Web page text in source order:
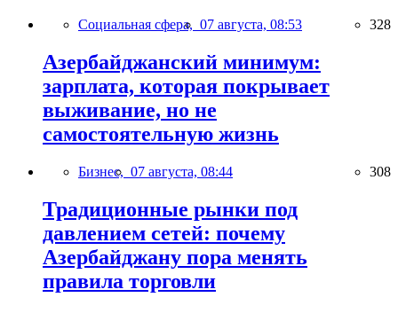
Социальная сфера, 07 августа, 08:53 328
Азербайджанский минимум:
зарплата, которая покрывает
выживание, но не
самостоятельную жизнь
Бизнес, 07 августа, 08:44 308
Традиционные рынки под
давлением сетей: почему
Азербайджану пора менять
правила торговли